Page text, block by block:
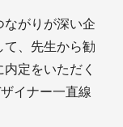
ながりが深い企
て、先生から勧
定をいただく
イナー一直線